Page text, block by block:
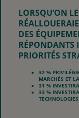
LORSQU’ON
DES
RÉPONDANTS
PRIORITÉS
32 %
MARCHÉS ET
31 %
33 %